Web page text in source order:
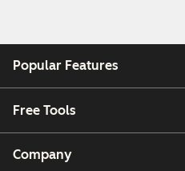
Popular Features
Free Tools
Company